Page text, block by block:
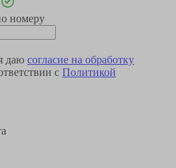
номеру
даю согласие на обработку
с Политикой